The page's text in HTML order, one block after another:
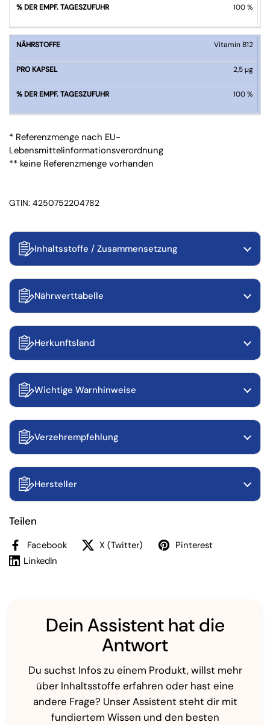
100 %
Vitamin B12
2,5 µg
100 %
* Referenzmenge nach EU-
Lebensmittelinformationsverordnung
** keine Referenzmenge vorhanden
GTIN: 4250752204782
Inhaltsstoffe / Zusammensetzung
Nährwerttabelle
Herkunftsland
Wichtige Warnhinweise
Verzehrempfehlung
Hersteller
Teilen
Facebook X (Twitter)
Pinterest
LinkedIn
Dein Assistent hat die
Antwort
Du suchst Infos zu einem Produkt, willst mehr
über Inhaltsstoffe erfahren oder hast eine
andere Frage? Unser Assistent steht dir mit
fundiertem Wissen und den besten